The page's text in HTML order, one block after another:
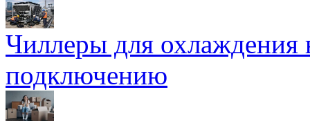
Чиллеры для охлаждения
подключению